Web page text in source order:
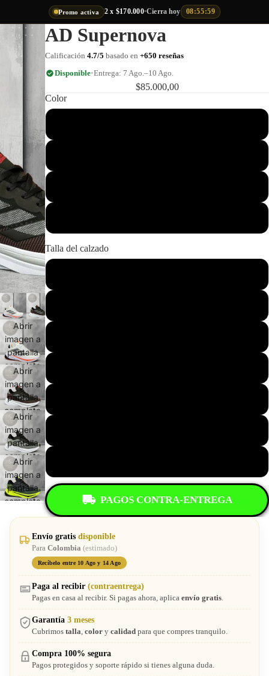
Promo activa 2 x $170.000•Cierra hoy 08:55:58
Abrir
imagen a
pantalla
completa
Abrir
imagen a
pantalla
completa
Abrir
imagen a
pantalla
completa
Abrir
imagen a
pantalla
completa
AD Supernova
Calificación4.7/5 basado en+650 reseñas
Disponible•Entrega: 7 Ago.–10 Ago.
$85.000,00
Color
Talla del calzado
PAGOS CONTRA-ENTREGA
Envío gratis disponible
Para Colombia (estimado)
Recíbelo entre 10 Ago y 14 Ago
Paga al recibir (contraentrega)
Pagas en casa al recibir. Si pagas ahora, aplica envío gratis.
Garantía 3 meses
Cubrimos talla, color y calidad para que compres tranquilo.
Compra 100% segura
Pagos protegidos y soporte rápido si tienes alguna duda.